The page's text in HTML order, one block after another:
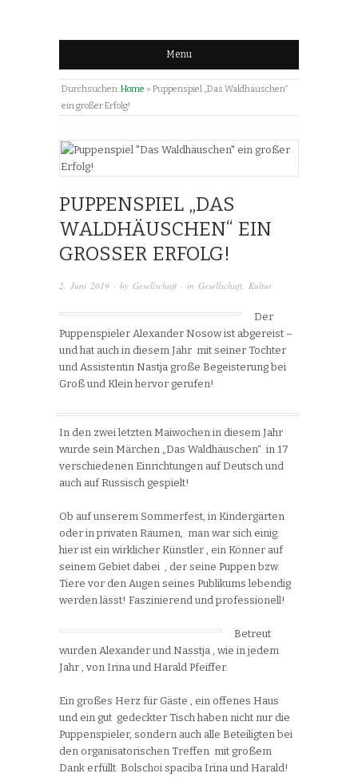
Menu
Durchsuchen:Home » Puppenspiel „Das Waldhäuschen“
ein großer Erfolg!
PUPPENSPIEL „DAS
WALDHÄUSCHEN“ EIN
GROSSER ERFOLG!
2. Juni 2019 · by Gesellschaft · in Gesellschaft, Kultur
Der
Puppenspieler Alexander Nosow ist abgereist –
und hat auch in diesem Jahr mit seiner Tochter
und Assistentin Nastja große Begeisterung bei
Groß und Klein hervor gerufen!
In den zwei letzten Maiwochen in diesem Jahr
wurde sein Märchen „Das Waldhäuschen“ in 17
verschiedenen Einrichtungen auf Deutsch und
auch auf Russisch gespielt!
Ob auf unserem Sommerfest, in Kindergärten
oder in privaten Räumen, man war sich einig:
hier ist ein wirklicher Künstler , ein Könner auf
seinem Gebiet dabei , der seine Puppen bzw.
Tiere vor den Augen seines Publikums lebendig
werden lässt! Faszinierend und professionell!
Betreut
wurden Alexander und Nasstja , wie in jedem
Jahr , von Irina und Harald Pfeiffer.
Ein großes Herz für Gäste , ein offenes Haus
und ein gut gedeckter Tisch haben nicht nur die
Puppenspieler, sondern auch alle Beteiligten bei
den organisatorischen Treffen mit großem
Dank erfüllt. Bolschoi spaciba Irina und Harald!